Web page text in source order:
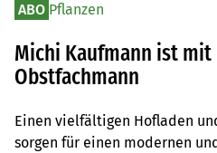
ABO Pflanzen
Michi Kaufmann ist mit
Obstfachmann
Einen vielfältigen Hofladen
sorgen für einen modernen